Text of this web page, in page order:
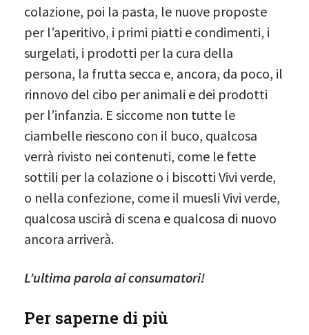
colazione, poi la pasta, le nuove proposte
per l’aperitivo, i primi piatti e condimenti, i
surgelati, i prodotti per la cura della
persona, la frutta secca e, ancora, da poco, il
rinnovo del cibo per animali e dei prodotti
per l’infanzia. E siccome non tutte le
ciambelle riescono con il buco, qualcosa
verrà rivisto nei contenuti, come le fette
sottili per la colazione o i biscotti Vivi verde,
o nella confezione, come il muesli Vivi verde,
qualcosa uscirà di scena e qualcosa di nuovo
ancora arriverà.
L’ultima parola ai consumatori!
Per saperne di più